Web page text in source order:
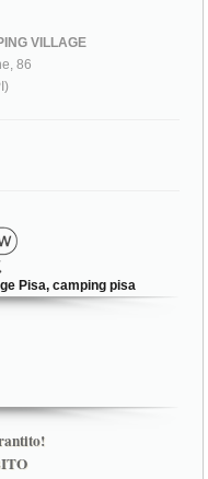
VILLAGE
86
Pisa, camping pisa